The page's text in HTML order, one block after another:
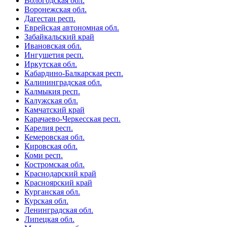
Воронежская обл.
Дагестан респ.
Еврейская автономная обл.
Забайкальский край
Ивановская обл.
Ингушетия респ.
Иркутская обл.
Кабардино-Балкарская респ.
Калининградская обл.
Калмыкия респ.
Калужская обл.
Камчатский край
Карачаево-Черкесская респ.
Карелия респ.
Кемеровская обл.
Кировская обл.
Коми респ.
Костромская обл.
Краснодарский край
Красноярский край
Курганская обл.
Курская обл.
Ленинградская обл.
Липецкая обл.